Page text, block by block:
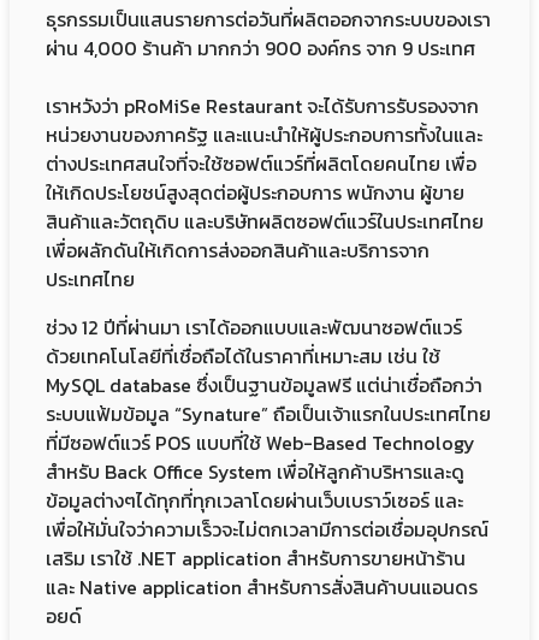
ธุรกรรมเป็นแสนรายการต่อวันที่ผลิตออกจากระบบของเรา
ผ่าน 4,000 ร้านค้า มากกว่า 900 องค์กร จาก 9 ประเทศ
เราหวังว่า pRoMiSe Restaurant จะได้รับการรับรองจาก
หน่วยงานของภาครัฐ และแนะนำให้ผู้ประกอบการทั้งในและ
ต่างประเทศสนใจที่จะใช้ซอฟต์แวร์ที่ผลิตโดยคนไทย เพื่อ
ให้เกิดประโยชน์สูงสุดต่อผู้ประกอบการ พนักงาน ผู้ขาย
สินค้าและวัตถุดิบ และบริษัทผลิตซอฟต์แวร์ในประเทศไทย
เพื่อผลักดันให้เกิดการส่งออกสินค้าและบริการจาก
ประเทศไทย
ช่วง 12 ปีที่ผ่านมา เราได้ออกแบบและพัฒนาซอฟต์แวร์
ด้วยเทคโนโลยีที่เชื่อถือได้ในราคาที่เหมาะสม เช่น ใช้
MySQL database ซึ่งเป็นฐานข้อมูลฟรี แต่น่าเชื่อถือกว่า
ระบบแฟ้มข้อมูล “Synature” ถือเป็นเจ้าแรกในประเทศไทย
ที่มีซอฟต์แวร์ POS แบบที่ใช้ Web-Based Technology
สำหรับ Back Office System เพื่อให้ลูกค้าบริหารและดู
ข้อมูลต่างๆได้ทุกที่ทุกเวลาโดยผ่านเว็บเบราว์เซอร์ และ
เพื่อให้มั่นใจว่าความเร็วจะไม่ตกเวลามีการต่อเชื่อมอุปกรณ์
เสริม เราใช้ .NET application สำหรับการขายหน้าร้าน
และ Native application สำหรับการสั่งสินค้าบนแอนดร
อยด์